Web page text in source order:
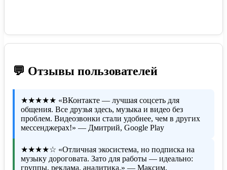
💬 Отзывы пользователей
★★★★★ «ВКонтакте — лучшая соцсеть для
общения. Все друзья здесь, музыка и видео без
проблем. Видеозвонки стали удобнее, чем в других
мессенджерах!» — Дмитрий, Google Play
★★★★☆ «Отличная экосистема, но подписка на
музыку дороговата. Зато для работы — идеально:
группы, реклама, аналитика.» — Максим,